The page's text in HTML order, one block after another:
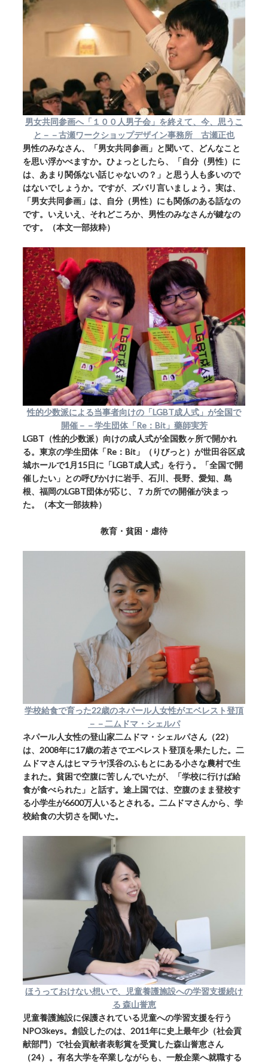
男女共同参画へ「１００人男子会」を終えて、今、思うこ
と－－古瀬ワークショップデザイン事務所 古瀬正也
男性のみなさん、「男女共同参画」と聞いて、どんなこと
を思い浮かべますか。ひょっとしたら、「自分（男性）に
は、あまり関係ない話じゃないの？」と思う人も多いので
はないでしょうか。ですが、ズバリ言いましょう。実は、
「男女共同参画」は、自分（男性）にも関係のある話なの
です。いえいえ、それどころか、男性のみなさんが鍵なの
です。（本文一部抜粋）
性的少数派による当事者向けの「LGBT成人式」が全国で
開催－－学生団体「Re：Bit」藥師実芳
LGBT（性的少数派）向けの成人式が全国数ヶ所で開かれ
る。東京の学生団体「Re：Bit」（りびっと）が世田谷区成
城ホールで1月15日に「LGBT成人式」を行う。「全国で開
催したい」との呼びかけに岩手、石川、長野、愛知、島
根、福岡のLGBT団体が応じ、７カ所での開催が決まっ
た。（本文一部抜粋）
教育・貧困・虐待
学校給食で育った22歳のネパール人女性がエベレスト登頂
－－二ムドマ・シェルパ
ネパール人女性の登山家二ムドマ・シェルパさん（22）
は、2008年に17歳の若さでエベレスト登頂を果たした。二
ムドマさんはヒマラヤ渓谷のふもとにある小さな農村で生
まれた。貧困で空腹に苦しんでいたが、「学校に行けば給
食が食べられた」と話す。途上国では、空腹のまま登校す
る小学生が6600万人いるとされる。二ムドマさんから、学
校給食の大切さを聞いた。
ほうっておけない想いで、児童養護施設への学習支援続け
る 森山誉恵
児童養護施設に保護されている児童への学習支援を行う
NPO3keys。創設したのは、2011年に史上最年少（社会貢
献部門）で社会貢献者表彰賞を受賞した森山誉恵さん
（24）。有名大学を卒業しながらも、一般企業へ就職する